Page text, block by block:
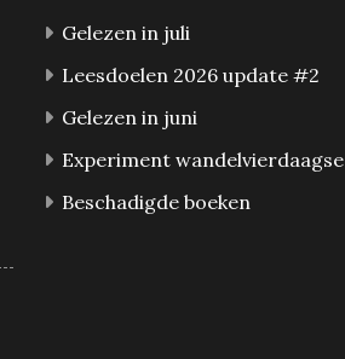
Gelezen in juli
Leesdoelen 2026 update #2
Gelezen in juni
Experiment wandelvierdaagse
Beschadigde boeken